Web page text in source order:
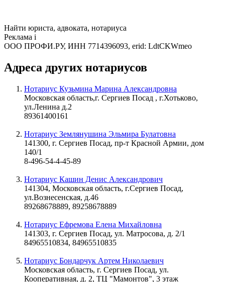
Найти юриста, адвоката, нотариуса
Реклама i
ООО ПРОФИ.РУ, ИНН 7714396093, erid: LdtCKWmeo
Адреса других нотариусов
Нотариус Кузьмина Марина Александровна
Московская область,г. Сергиев Посад , г.Хотьково,
ул.Ленина д.2
89361400161
Нотариус Землянушина Эльмира Булатовна
141300, г. Сергиев Посад, пр-т Красной Армии, дом
140/1
8-496-54-4-45-89
Нотариус Кашин Денис Александрович
141304, Московская область, г.Сергиев Посад,
ул.Вознесенская, д.46
89268678889, 89258678889
Нотариус Ефремова Елена Михайловна
141303, г. Сергиев Посад, ул. Матросова, д. 2/1
84965510834, 84965510835
Нотариус Бондарчук Артем Николаевич
Московская область, г. Сергиев Посад, ул.
Кооперативная, д. 2, ТЦ "Мамонтов", 3 этаж